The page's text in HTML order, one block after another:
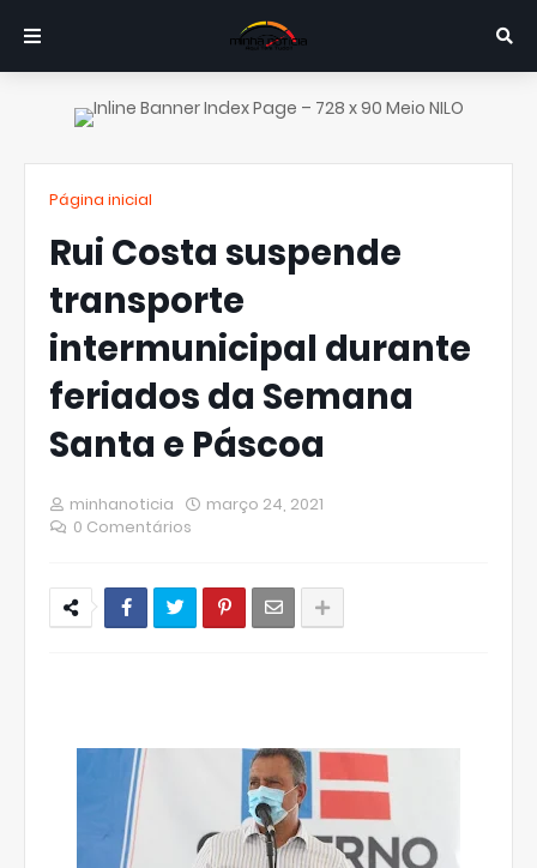
Página inicial
Rui Costa suspende
transporte
intermunicipal durante
feriados da Semana
Santa e Páscoa
minhanoticia
março 24, 2021
0 Comentários